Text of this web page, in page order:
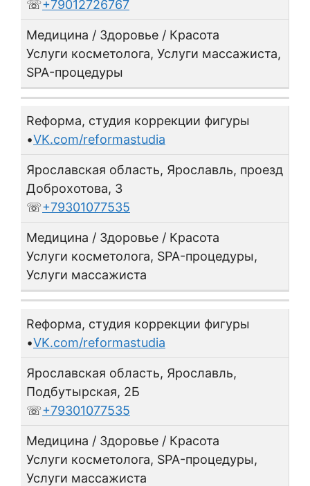
☏+79012726767
Медицина / Здоровье / Красота
Услуги косметолога, Услуги массажиста,
SPA-процедуры
Reформа, студия коррекции фигуры
•VK.com/reformastudia
Ярославская область, Ярославль, проезд
Доброхотова, 3
☏+79301077535
Медицина / Здоровье / Красота
Услуги косметолога, SPA-процедуры,
Услуги массажиста
Reформа, студия коррекции фигуры
•VK.com/reformastudia
Ярославская область, Ярославль,
Подбутырская, 2Б
☏+79301077535
Медицина / Здоровье / Красота
Услуги косметолога, SPA-процедуры,
Услуги массажиста